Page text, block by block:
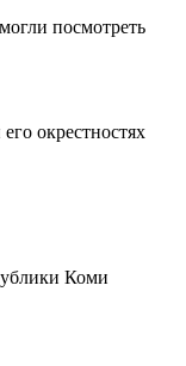
посмотреть
окрестностях
Коми